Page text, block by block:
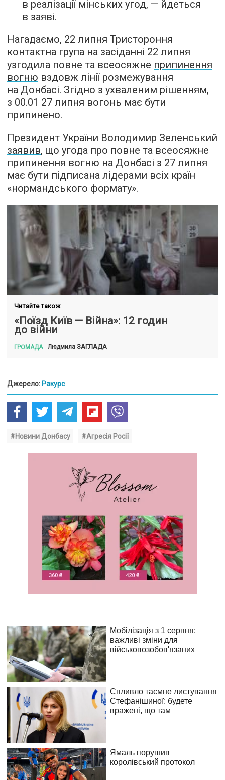
в реалізації мінських угод, — йдеться
в заяві.
Нагадаємо, 22 липня Тристороння
контактна група на засіданні 22 липня
узгодила повне та всеосяжне припинення
вогню вздовж лінії розмежування
на Донбасі. Згідно з ухваленим рішенням,
з 00.01 27 липня вогонь має бути
припинено.
Президент України Володимир Зеленський
заявив, що угода про повне та всеосяжне
припинення вогню на Донбасі з 27 липня
має бути підписана лідерами всіх країн
«нормандського формату».
Читайте також
«Поїзд Київ — Війна»: 12 годин
до війни
ГРОМАДА Людмила ЗАГЛАДА
Джерело: Ракурс
#Новини Донбасу #Агресія Росії